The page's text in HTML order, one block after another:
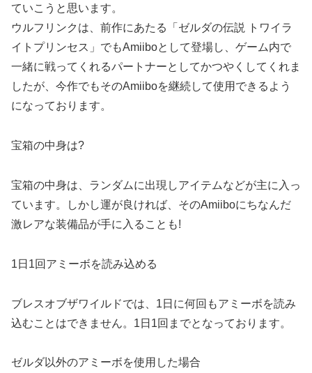
ていこうと思います。
ウルフリンクは、前作にあたる「ゼルダの伝説 トワイラ
イトプリンセス」でもAmiiboとして登場し、ゲーム内で
一緒に戦ってくれるパートナーとしてかつやくしてくれま
したが、今作でもそのAmiiboを継続して使用できるよう
になっております。
宝箱の中身は?
宝箱の中身は、ランダムに出現しアイテムなどが主に入っ
ています。しかし運が良ければ、そのAmiiboにちなんだ
激レアな装備品が手に入ることも!
1日1回アミーボを読み込める
ブレスオブザワイルドでは、1日に何回もアミーボを読み
込むことはできません。1日1回までとなっております。
ゼルダ以外のアミーボを使用した場合